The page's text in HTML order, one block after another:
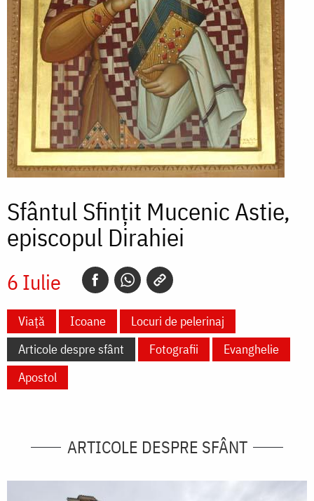
Sfântul Sfințit Mucenic Astie,
episcopul Dirahiei
6 Iulie
Viață Icoane
Locuri de pelerinaj
Articole despre sfânt
Fotografii
Evanghelie
Apostol
ARTICOLE DESPRE SFÂNT